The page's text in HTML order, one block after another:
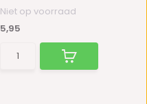
Niet op voorraad
5,95